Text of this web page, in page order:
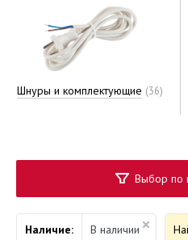
Шнуры и комплектующие (36)
Выбор по
Наличие: В наличии